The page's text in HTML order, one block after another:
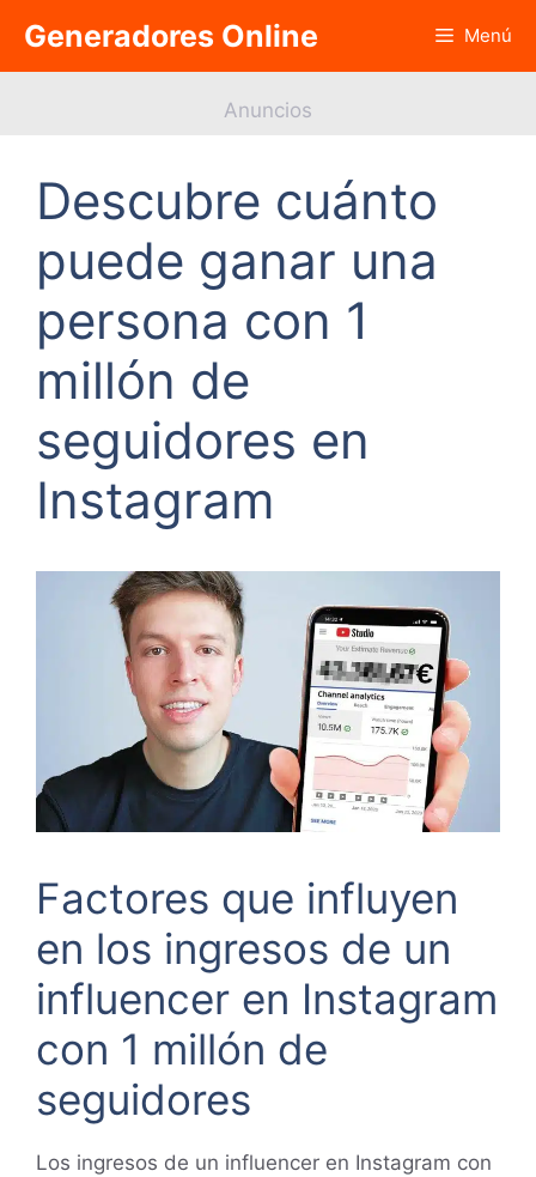
contenido
Generadores Online Menú
Anuncios
Descubre cuánto
puede ganar una
persona con 1
millón de
seguidores en
Instagram
Factores que influyen
en los ingresos de un
influencer en Instagram
con 1 millón de
seguidores
Los ingresos de un influencer en Instagram con